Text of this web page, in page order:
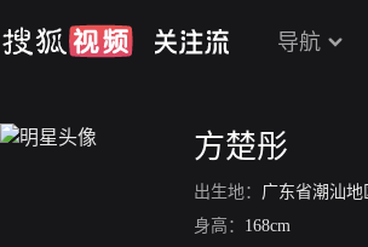
导航
方楚彤
出生地： 广东省潮汕地
身高： 168cm